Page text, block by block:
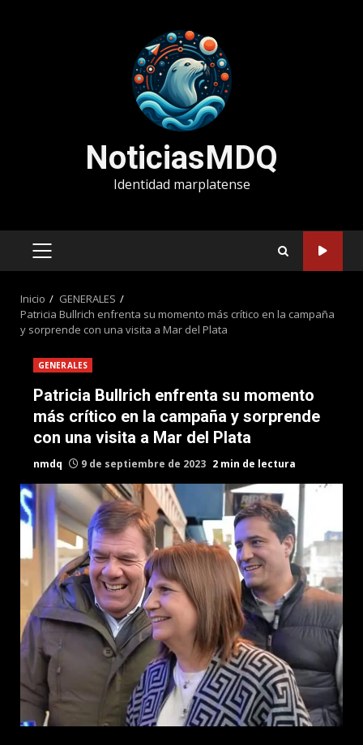
NoticiasMDQ
Identidad marplatense
MENÚ
Inicio
GENERALES
Patricia Bullrich enfrenta su momento más crítico en la campaña
y sorprende con una visita a Mar del Plata
GENERALES
Patricia Bullrich enfrenta su momento
más crítico en la campaña y sorprende
con una visita a Mar del Plata
nmdq 9 de septiembre de 2023 2 min de lectura